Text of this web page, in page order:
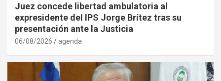
Juez concede libertad ambulatoria al
expresidente del IPS Jorge Brítez tras su
presentación ante la Justicia
06/08/2026 agenda